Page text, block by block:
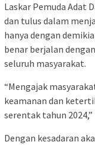
Laskar Pemuda Adat
dan tulus dalam
hanya dengan
benar berjalan
seluruh masyarakat.
“Mengajak
keamanan dan
serentak tahun 2024,”
Dengan kesadaran